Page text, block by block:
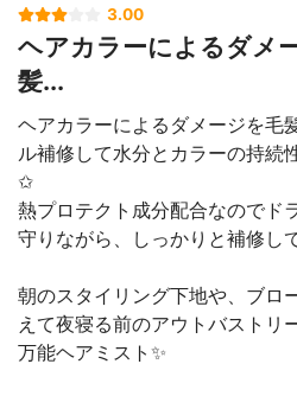
3.00
ヘアカラーによるダメ
髪...
ヘアカラーによるダメージを毛
ル補修して水分とカラーの持続
✩
熱プロテクト成分配合なのでド
守りながら、しっかりと補修し
朝のスタイリング下地や、ブロ
えて夜寝る前のアウトバストリ
万能ヘアミスト✨